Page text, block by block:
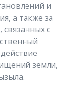
и
а также за
с
земли,